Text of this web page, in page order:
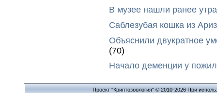
В музее нашли ранее
Саблезубая кошка из
Объяснили двукратное
(70)
Начало деменции у
Проект "Криптозоология" © 2010-2026 При